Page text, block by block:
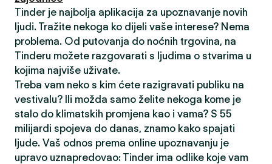
Tinder je najbolja aplikacija za upoznavanje novih
ljudi. Tražite nekoga ko dijeli vaše interese? Nema
problema. Od putovanja do noćnih trgovina, na
Tinderu možete razgovarati s ljudima o stvarima u
kojima najviše uživate.
Treba vam neko s kim ćete razigravati publiku na
vestivalu? Ili možda samo želite nekoga kome je
stalo do klimatskih promjena kao i vama? S 55
milijardi spojeva do danas, znamo kako spajati
ljude. Vaš odnos prema online upoznavanju je
upravo uznapredovao: Tinder ima odlike koje vam